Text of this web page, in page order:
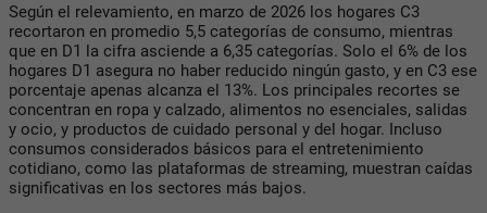
Según el relevamiento, en marzo de 2026 los hogares C3
recortaron en promedio 5,5 categorías de consumo, mientras
que en D1 la cifra asciende a 6,35 categorías. Solo el 6% de los
hogares D1 asegura no haber reducido ningún gasto, y en C3 ese
porcentaje apenas alcanza el 13%. Los principales recortes se
concentran en ropa y calzado, alimentos no esenciales, salidas
y ocio, y productos de cuidado personal y del hogar. Incluso
consumos considerados básicos para el entretenimiento
cotidiano, como las plataformas de streaming, muestran caídas
significativas en los sectores más bajos.